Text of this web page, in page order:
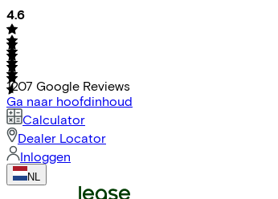
4.6
1207 Google Reviews
Ga naar hoofdinhoud
Calculator
Dealer Locator
Inloggen
NL